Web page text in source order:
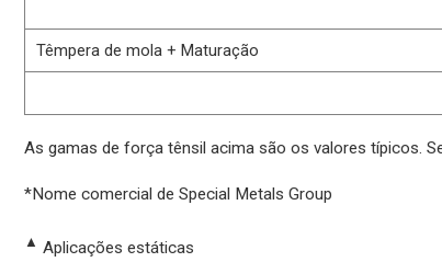
Têmpera de mola + Maturação
As gamas de força tênsil acima são os valores típicos.
*Nome comercial de Special Metals Group
▲ Aplicações estáticas